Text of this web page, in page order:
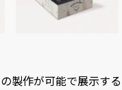
製作が可能で展示す